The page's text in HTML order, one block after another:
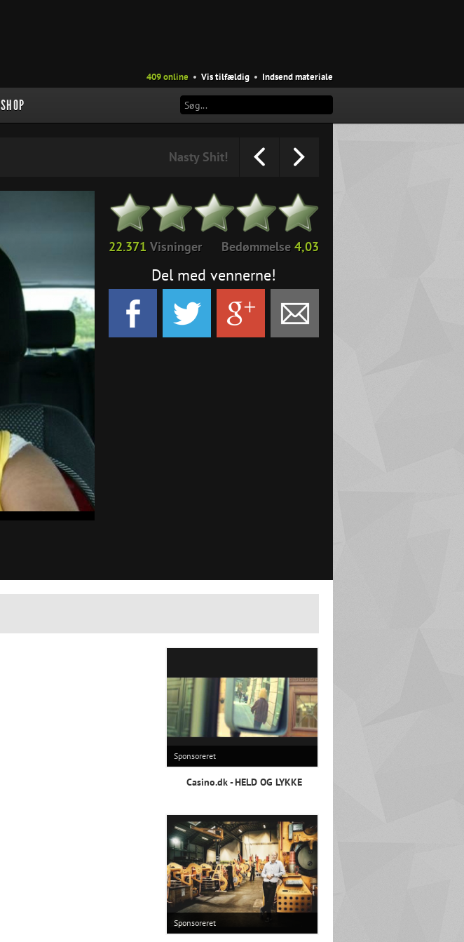
409 online • Vis tilfældig • Indsend materiale
SHOP
Nasty Shit!
22.371 Visninger Bedømmelse 4,03
Del med vennerne!
Sponsoreret
Casino.dk - HELD OG LYKKE
Sponsoreret